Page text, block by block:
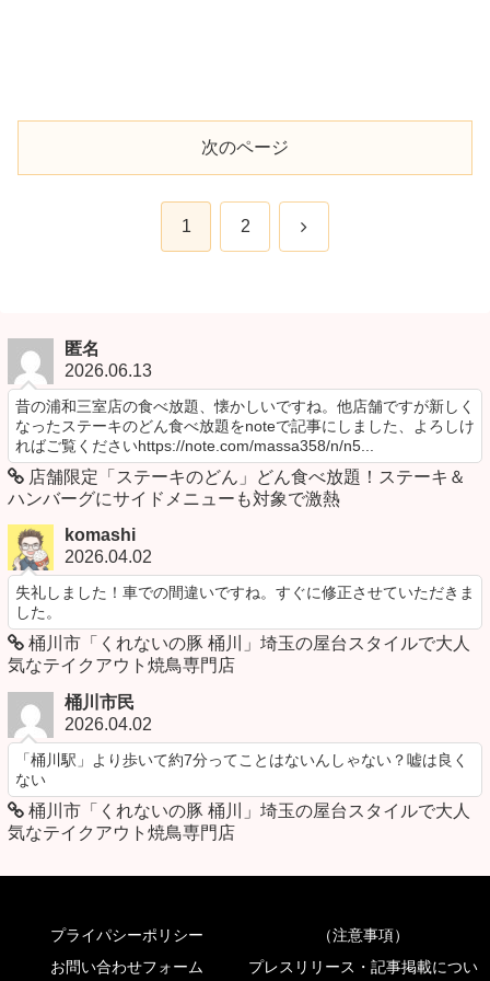
次のページ
1 2 次
匿名
2026.06.13
昔の浦和三室店の食べ放題、懐かしいですね。他店舗ですが新しく
なったステーキのどん食べ放題をnoteで記事にしました、よろしけ
ればご覧くださいhttps://note.com/massa358/n/n5...
店舗限定「ステーキのどん」どん食べ放題！ステーキ＆
ハンバーグにサイドメニューも対象で激熱
komashi
2026.04.02
失礼しました！車での間違いですね。すぐに修正させていただきま
した。
桶川市「くれないの豚 桶川」埼玉の屋台スタイルで大人
気なテイクアウト焼鳥専門店
桶川市民
2026.04.02
「桶川駅」より歩いて約7分ってことはないんしゃない？嘘は良く
ない
桶川市「くれないの豚 桶川」埼玉の屋台スタイルで大人
気なテイクアウト焼鳥専門店
プライパシーポリシー
（注意事項）
お問い合わせフォーム
プレスリリース・記事掲載につい